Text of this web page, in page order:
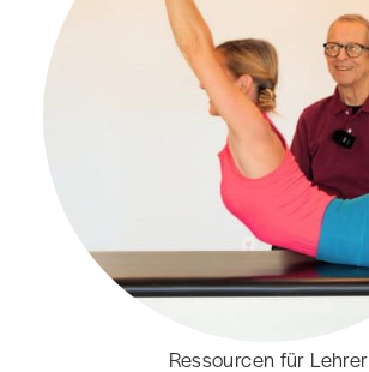
Ressourcen für Lehrer